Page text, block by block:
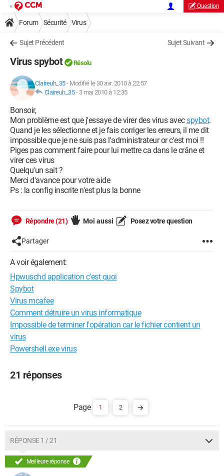
Question
Forum Sécurité Virus
Sujet Précédent Sujet Suivant
Virus spybot Résolu
Claireuh_35- Modifié le 30 avr. 2010 à 22:57
Claireuh_35- 3 mai 2010 à 12:35
Bonsoir,
Mon problème est que j'essaye de virer des virus avecspybot.
Quand je les sélectionne et je fais corriger les erreurs, il me dit
impossible que je ne suis pas l'administrateur or c'est moi !!
Piges pas comment faire pour lui mettre ca dans le crâne et
virer ces virus
Quelqu'un sait ?
Merci d'avance pour votre aide
Ps : la config inscrite n'est plus la bonne
Répondre (21) Moi aussi Posez votre question
Partager
A voir également:
Hpwuschd application c'est quoi
Spybot
Virus mcafee
Comment détruire un virus informatique
Impossible de terminer l'opération car le fichier contient un
virus
Powershell.exe virus
21 réponses
1 2
RÉPONSE 1 / 21
Meilleure réponse